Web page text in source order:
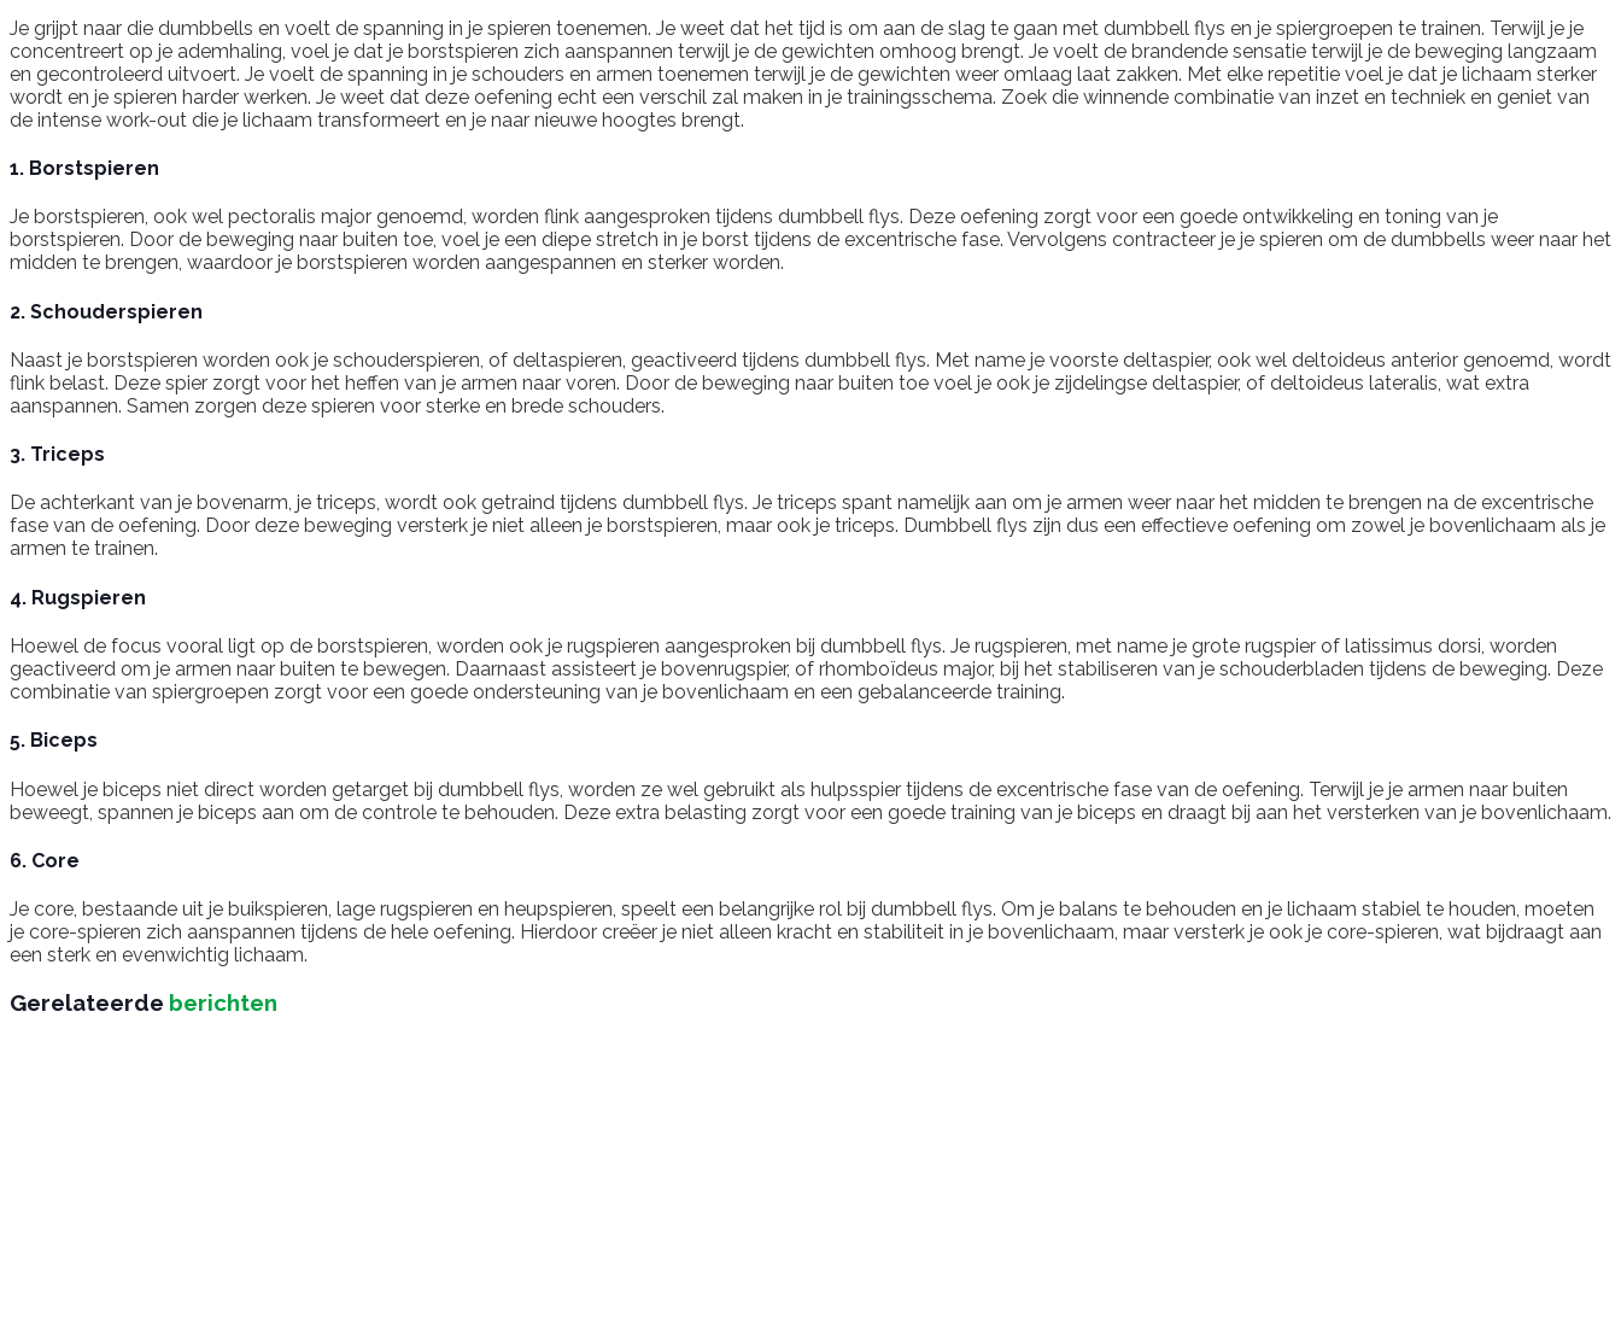
Je grijpt naar die dumbbells en voelt de spanning in je spieren toenemen. Je weet dat het tijd is om aan de slag te gaan met dumbbell flys en je spiergroepen te trainen. Terwijl je je
concentreert op je ademhaling, voel je dat je borstspieren zich aanspannen terwijl je de gewichten omhoog brengt. Je voelt de brandende sensatie terwijl je de beweging langzaam
en gecontroleerd uitvoert. Je voelt de spanning in je schouders en armen toenemen terwijl je de gewichten weer omlaag laat zakken. Met elke repetitie voel je dat je lichaam sterker
wordt en je spieren harder werken. Je weet dat deze oefening echt een verschil zal maken in je trainingsschema. Zoek die winnende combinatie van inzet en techniek en geniet van
de intense work-out die je lichaam transformeert en je naar nieuwe hoogtes brengt.
1. Borstspieren
Je borstspieren, ook wel pectoralis major genoemd, worden flink aangesproken tijdens dumbbell flys. Deze oefening zorgt voor een goede ontwikkeling en toning van je
borstspieren. Door de beweging naar buiten toe, voel je een diepe stretch in je borst tijdens de excentrische fase. Vervolgens contracteer je je spieren om de dumbbells weer naar het
midden te brengen, waardoor je borstspieren worden aangespannen en sterker worden.
2. Schouderspieren
Naast je borstspieren worden ook je schouderspieren, of deltaspieren, geactiveerd tijdens dumbbell flys. Met name je voorste deltaspier, ook wel deltoideus anterior genoemd, wordt
flink belast. Deze spier zorgt voor het heffen van je armen naar voren. Door de beweging naar buiten toe voel je ook je zijdelingse deltaspier, of deltoideus lateralis, wat extra
aanspannen. Samen zorgen deze spieren voor sterke en brede schouders.
3. Triceps
De achterkant van je bovenarm, je triceps, wordt ook getraind tijdens dumbbell flys. Je triceps spant namelijk aan om je armen weer naar het midden te brengen na de excentrische
fase van de oefening. Door deze beweging versterk je niet alleen je borstspieren, maar ook je triceps. Dumbbell flys zijn dus een effectieve oefening om zowel je bovenlichaam als je
armen te trainen.
4. Rugspieren
Hoewel de focus vooral ligt op de borstspieren, worden ook je rugspieren aangesproken bij dumbbell flys. Je rugspieren, met name je grote rugspier of latissimus dorsi, worden
geactiveerd om je armen naar buiten te bewegen. Daarnaast assisteert je bovenrugspier, of rhomboïdeus major, bij het stabiliseren van je schouderbladen tijdens de beweging. Deze
combinatie van spiergroepen zorgt voor een goede ondersteuning van je bovenlichaam en een gebalanceerde training.
5. Biceps
Hoewel je biceps niet direct worden getarget bij dumbbell flys, worden ze wel gebruikt als hulpsspier tijdens de excentrische fase van de oefening. Terwijl je je armen naar buiten
beweegt, spannen je biceps aan om de controle te behouden. Deze extra belasting zorgt voor een goede training van je biceps en draagt bij aan het versterken van je bovenlichaam.
6. Core
Je core, bestaande uit je buikspieren, lage rugspieren en heupspieren, speelt een belangrijke rol bij dumbbell flys. Om je balans te behouden en je lichaam stabiel te houden, moeten
je core-spieren zich aanspannen tijdens de hele oefening. Hierdoor creëer je niet alleen kracht en stabiliteit in je bovenlichaam, maar versterk je ook je core-spieren, wat bijdraagt aan
een sterk en evenwichtig lichaam.
Gerelateerde berichten